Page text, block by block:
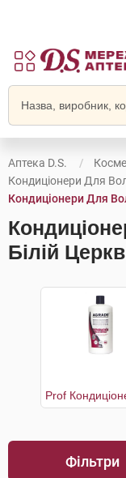
Аптека D.S.
Кондиціонери Для
Кондиціонери Для
Білій
Фільтри